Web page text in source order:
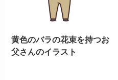
黄色のバラの花束を持つお
父さんのイラスト